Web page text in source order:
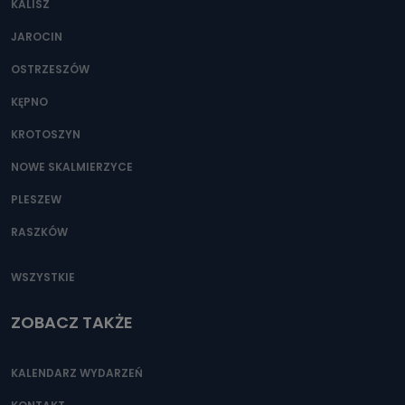
Można to zrobić pod numerem telefonu 62 735-51-05 lub
KALISZ
JAROCIN
OSTRZESZÓW
KĘPNO
KROTOSZYN
NOWE SKALMIERZYCE
PLESZEW
RASZKÓW
WSZYSTKIE
ZOBACZ TAKŻE
KALENDARZ WYDARZEŃ